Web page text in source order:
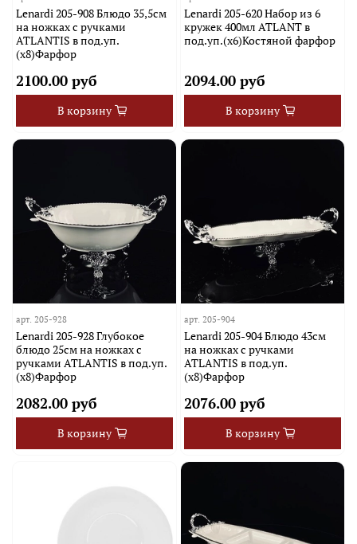
Lenardi 205-908 Блюдо 35,5см
на ножках с ручками
ATLANTIS в под.уп.
(х8)Фарфор
2100.00 руб
В корзину
Lenardi 205-620 Набор из 6
кружек 400мл ATLANT в
под.уп.(х6)Костяной фарфор
2094.00 руб
В корзину
арт. 205-928
Lenardi 205-928 Глубокое
блюдо 25см на ножках с
ручками ATLANTIS в под.уп.
(х8)Фарфор
2082.00 руб
В корзину
арт. 205-904
Lenardi 205-904 Блюдо 43см
на ножках с ручками
ATLANTIS в под.уп.
(х8)Фарфор
2076.00 руб
В корзину